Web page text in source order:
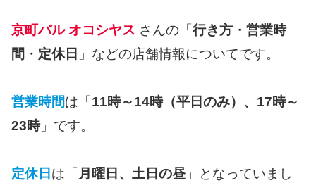
京町バル オコシヤス さんの「行き方 ・ 営業時
間 ・ 定休日 」などの店舗情報についてです。
営業時間は「11時～14時（平日のみ）、17時～
23時」です。
定休日 は「 月曜日、土日の昼 」となっていまし